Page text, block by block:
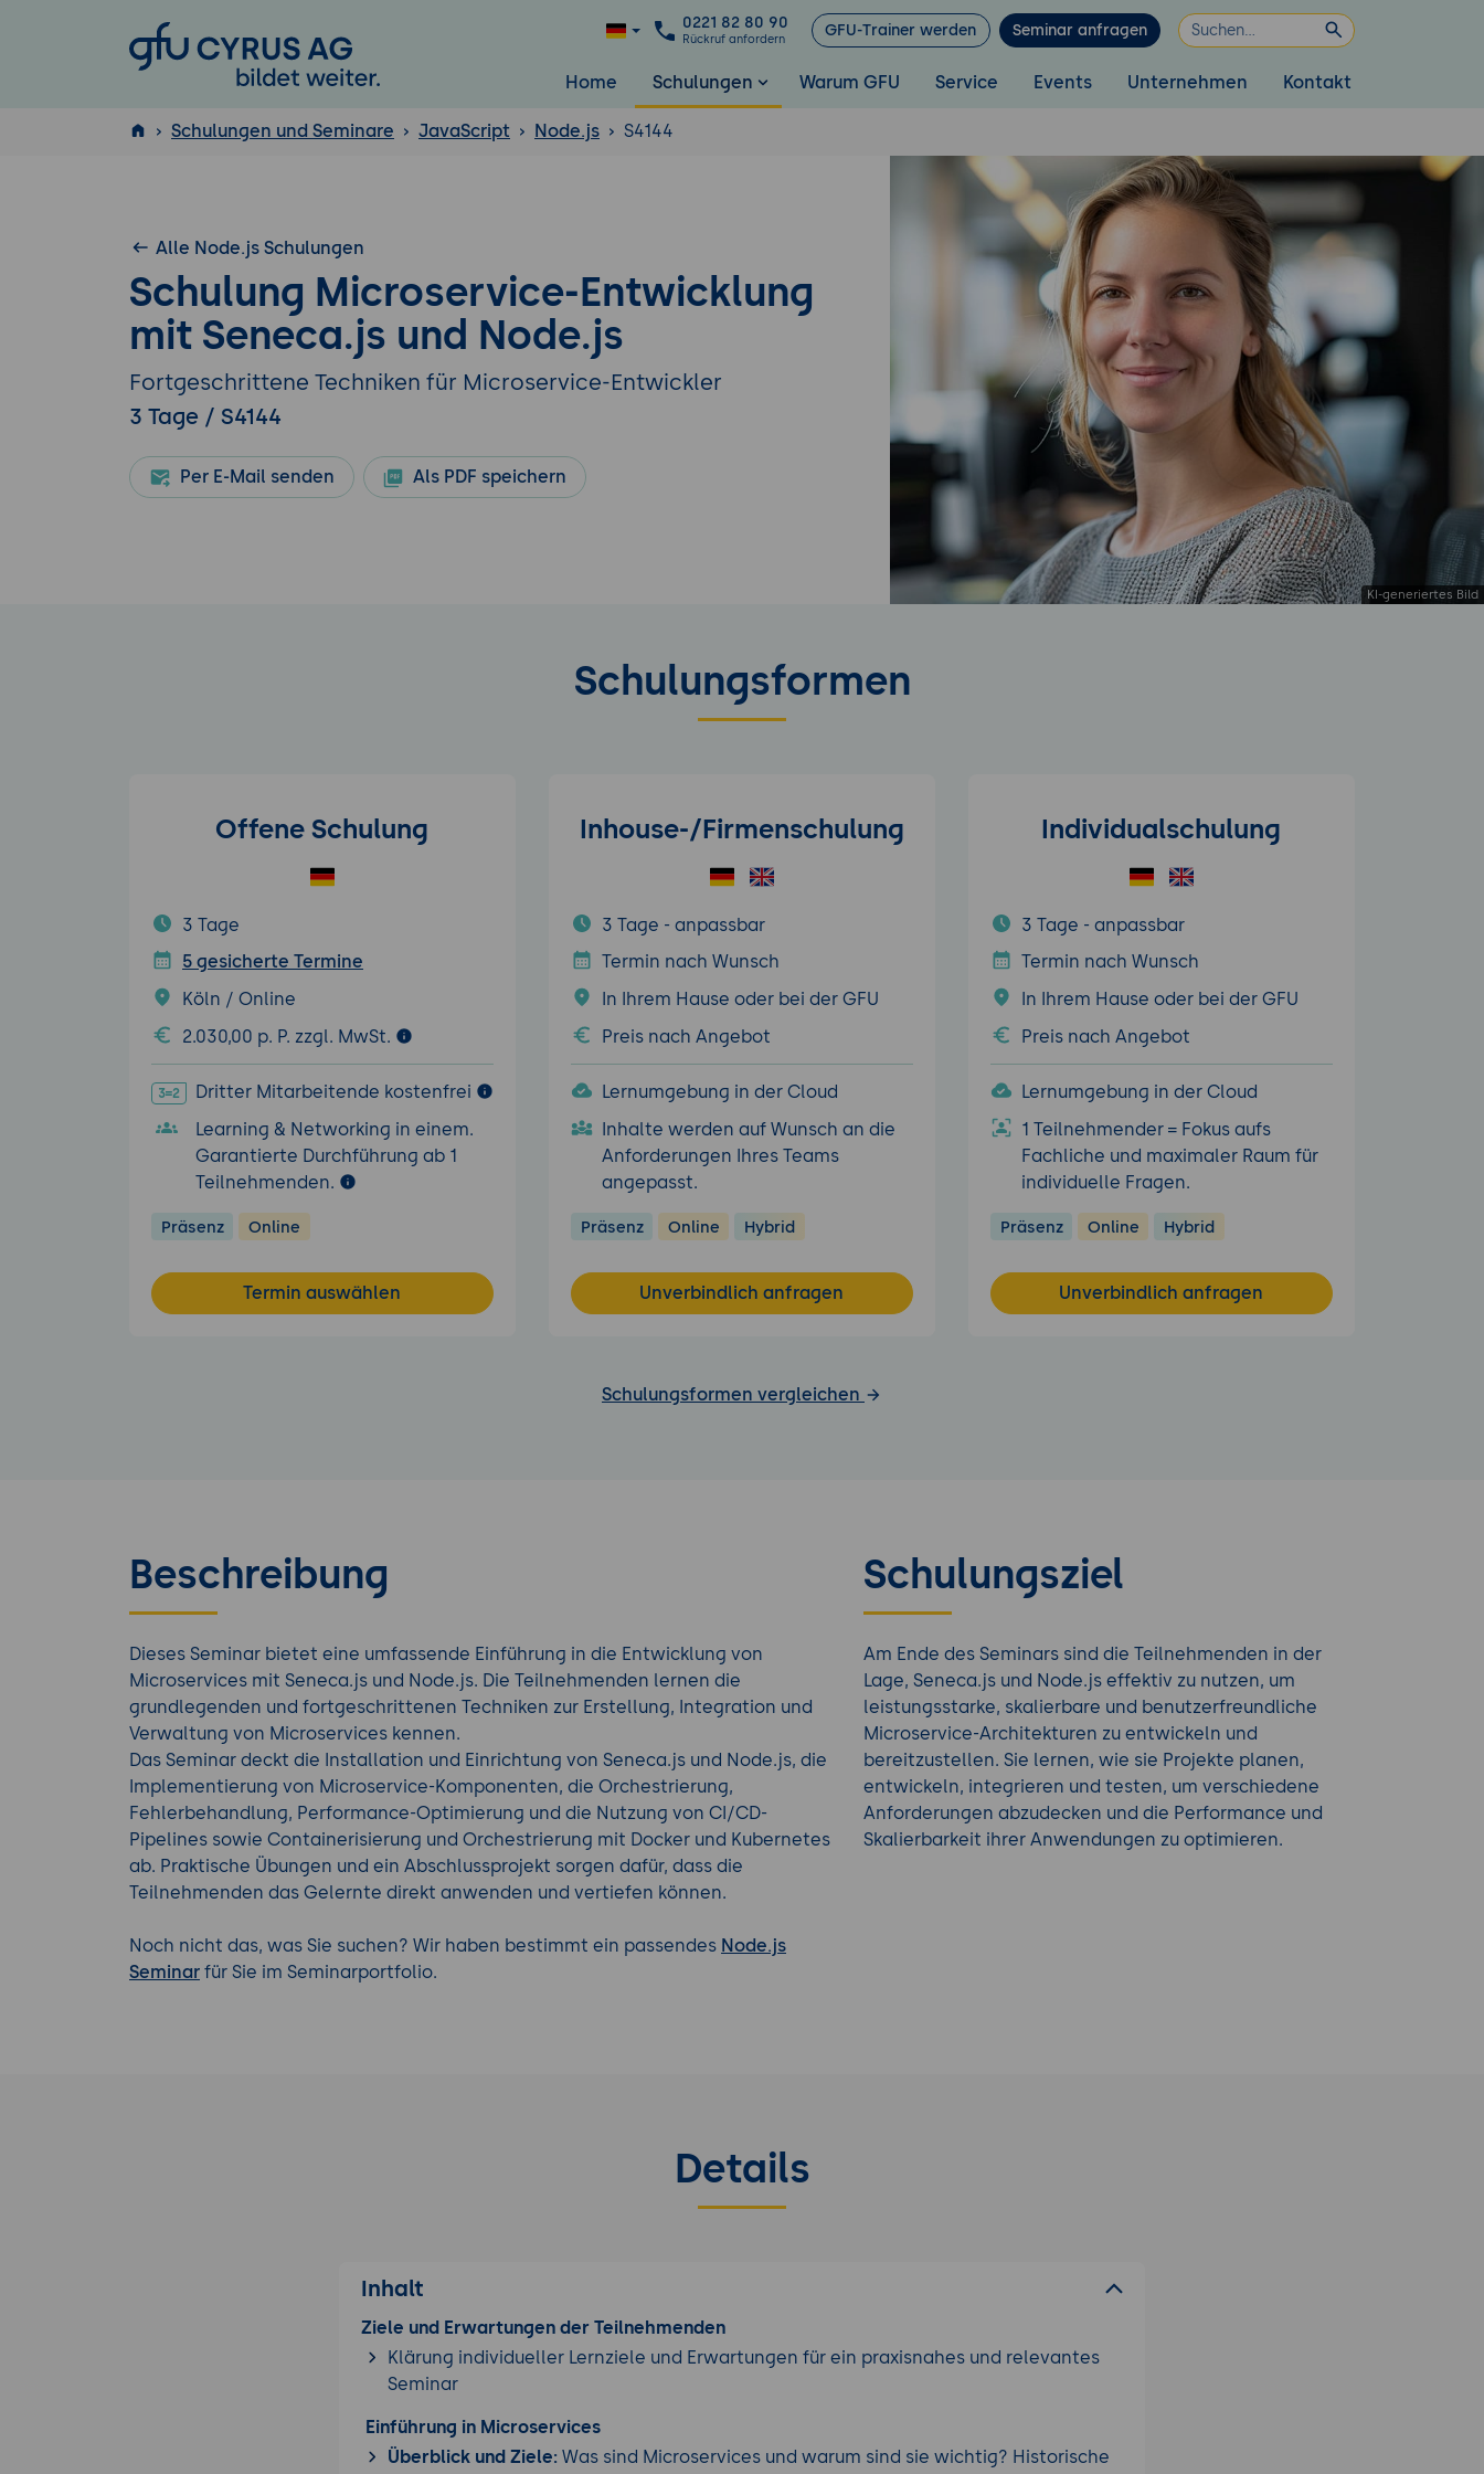
GFU Cyrus AG
0221 82 80 90
Rückruf anfordern GFU-Trainer werden Seminar anfragen
Home Schulungen Warum GFU Service Events Unternehmen Kontakt
ISTQB
Schulungen und Seminare JavaScript Node.js S4144
Alle Node.js Schulungen
Schulung Microservice-Entwicklung
mit Seneca.js und Node.js
Fortgeschrittene Techniken für Microservice-Entwickler
3 Tage / S4144
Per E-Mail senden Als PDF speichern
Schulungsformen
Offene Schulung
3 Tage
5 gesicherte Termine
Köln / Online
2.030,00 p. P. zzgl. MwSt.
Dritter Mitarbeitende kostenfrei
Learning & Networking in einem.
Garantierte Durchführung ab 1
Teilnehmenden.
Präsenz Online
Termin auswählen
Inhouse-/Firmenschulung
3 Tage - anpassbar
Termin nach Wunsch
In Ihrem Hause oder bei der GFU
Preis nach Angebot
Lernumgebung in der Cloud
Inhalte werden auf Wunsch an die
Anforderungen Ihres Teams
angepasst.
Präsenz Online Hybrid
Unverbindlich anfragen
Individualschulung
3 Tage - anpassbar
Termin nach Wunsch
In Ihrem Hause oder bei der GFU
Preis nach Angebot
Lernumgebung in der Cloud
1 Teilnehmender = Fokus aufs
Fachliche und maximaler Raum für
individuelle Fragen.
Präsenz Online Hybrid
Unverbindlich anfragen
Schulungsformen vergleichen
Beschreibung
Dieses Seminar bietet eine umfassende Einführung in die Entwicklung von
Microservices mit Seneca.js und Node.js. Die Teilnehmenden lernen die
grundlegenden und fortgeschrittenen Techniken zur Erstellung, Integration und
Verwaltung von Microservices kennen.
Das Seminar deckt die Installation und Einrichtung von Seneca.js und Node.js, die
Implementierung von Microservice-Komponenten, die Orchestrierung,
Fehlerbehandlung, Performance-Optimierung und die Nutzung von CI/CD-
Pipelines sowie Containerisierung und Orchestrierung mit Docker und Kubernetes
ab. Praktische Übungen und ein Abschlussprojekt sorgen dafür, dass die
Teilnehmenden das Gelernte direkt anwenden und vertiefen können.
Noch nicht das, was Sie suchen? Wir haben bestimmt ein passendes Node.js
Seminar für Sie im Seminarportfolio.
Schulungsziel
Am Ende des Seminars sind die Teilnehmenden in der
Lage, Seneca.js und Node.js effektiv zu nutzen, um
leistungsstarke, skalierbare und benutzerfreundliche
Microservice-Architekturen zu entwickeln und
bereitzustellen. Sie lernen, wie sie Projekte planen,
entwickeln, integrieren und testen, um verschiedene
Anforderungen abzudecken und die Performance und
Skalierbarkeit ihrer Anwendungen zu optimieren.
Details
Inhalt
Ziele und Erwartungen der Teilnehmenden
Klärung individueller Lernziele und Erwartungen für ein praxisnahes und relevantes
Seminar
Einführung in Microservices
Überblick und Ziele: Was sind Microservices und warum sind sie wichtig? Historische